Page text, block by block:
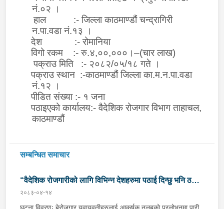
नं.०२ ।
हाल :- जिल्ला काठमाण्डौं चन्द्रागिरी
न.पा.वडा नं.१३ ।
देश :- रोमानिया
विगो रकम :- रु.४,००,०००।–(चार लाख)
पक्राउ मिति :- २०८२/०५/१८ गते ।
पक्राउ स्थान :-काठमाण्डौं जिल्ला का.म.न.पा.वडा
नं.१२ ।
पीडित संख्या :- १ जना
पठाइएको कार्यालय:- वैदेशिक रोजगार विभाग ताहाचल,
काठमाण्डौं
सम्बन्धित समाचार
“वैदेशिक रोजगारीको लागि विभिन्न देशहरुमा पठाई दिन्छु भनि ठगी
गर्ने व्यक्तिहरु पक्राउ"
२०८३-०४-१४